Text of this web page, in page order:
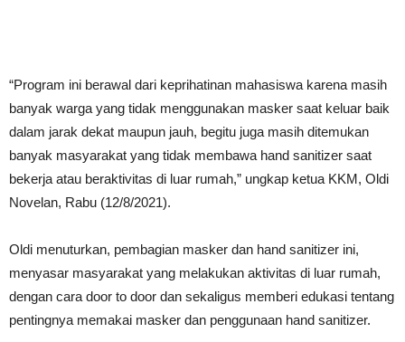
“Program ini berawal dari keprihatinan mahasiswa karena masih
banyak warga yang tidak menggunakan masker saat keluar baik
dalam jarak dekat maupun jauh, begitu juga masih ditemukan
banyak masyarakat yang tidak membawa hand sanitizer saat
bekerja atau beraktivitas di luar rumah,” ungkap ketua KKM, Oldi
Novelan, Rabu (12/8/2021).
Oldi menuturkan, pembagian masker dan hand sanitizer ini,
menyasar masyarakat yang melakukan aktivitas di luar rumah,
dengan cara door to door dan sekaligus memberi edukasi tentang
pentingnya memakai masker dan penggunaan hand sanitizer.